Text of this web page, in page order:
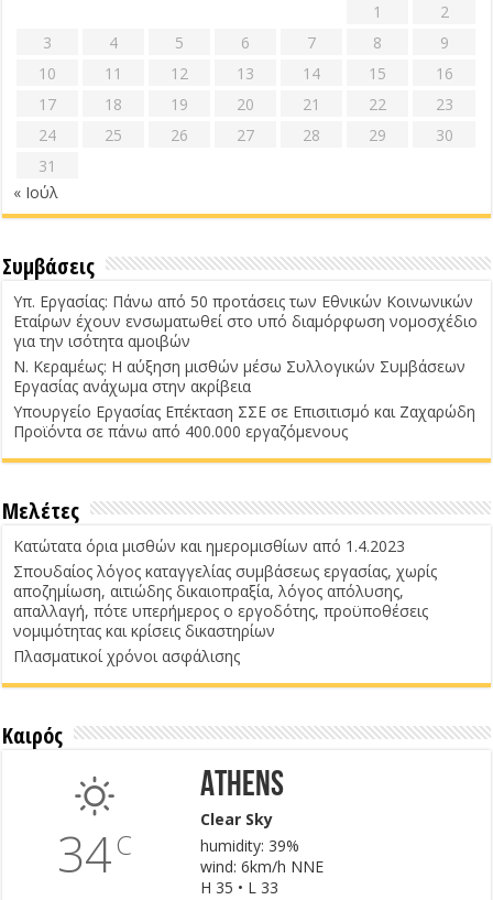
1
2
3
4 5 6 7 8
9
10
11 12 13 14 15
16
17
18 19 20 21 22
23
24
25 26 27 28 29
30
31
« Ιούλ
Συμβάσεις
Υπ. Εργασίας: Πάνω από 50 προτάσεις των Εθνικών Κοινωνικών
Εταίρων έχουν ενσωματωθεί στο υπό διαμόρφωση νομοσχέδιο
για την ισότητα αμοιβών
Ν. Κεραμέως: Η αύξηση μισθών μέσω Συλλογικών Συμβάσεων
Εργασίας ανάχωμα στην ακρίβεια
Υπουργείο Εργασίας Επέκταση ΣΣΕ σε Επισιτισμό και Ζαχαρώδη
Προϊόντα σε πάνω από 400.000 εργαζόμενους
Μελέτες
Κατώτατα όρια μισθών και ημερομισθίων από 1.4.2023
Σπουδαίος λόγος καταγγελίας συμβάσεως εργασίας, χωρίς
αποζημίωση, αιτιώδης δικαιοπραξία, λόγος απόλυσης,
απαλλαγή, πότε υπερήμερος ο εργοδότης, προϋποθέσεις
νομιμότητας και κρίσεις δικαστηρίων
Πλασματικοί χρόνοι ασφάλισης
Καιρός
34C
Athens
Clear Sky
humidity: 39%
wind: 6km/h NNE
H 35 • L 33